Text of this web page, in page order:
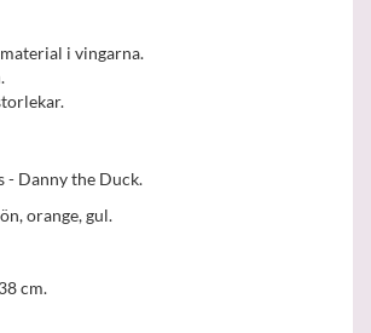
i vingarna.
- Danny the Duck.
orange, gul.
cm.